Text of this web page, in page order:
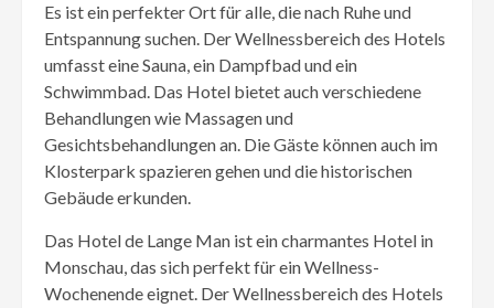
Es ist ein perfekter Ort für alle, die nach Ruhe und
Entspannung suchen. Der Wellnessbereich des Hotels
umfasst eine Sauna, ein Dampfbad und ein
Schwimmbad. Das Hotel bietet auch verschiedene
Behandlungen wie Massagen und
Gesichtsbehandlungen an. Die Gäste können auch im
Klosterpark spazieren gehen und die historischen
Gebäude erkunden.
Das Hotel de Lange Man ist ein charmantes Hotel in
Monschau, das sich perfekt für ein Wellness-
Wochenende eignet. Der Wellnessbereich des Hotels